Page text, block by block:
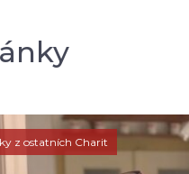
z ostatních Charit